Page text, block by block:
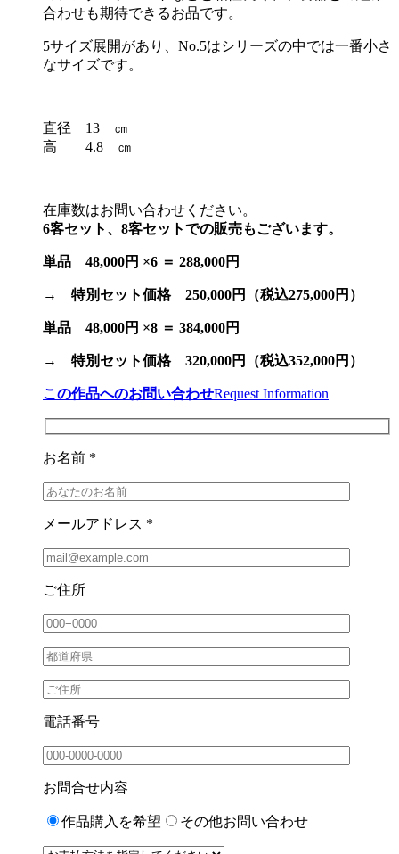
合わせも期待できるお品です。
5サイズ展開があり、No.5はシリーズの中では一番小さ
なサイズです。
直径 13 ㎝
高 4.8 ㎝
在庫数はお問い合わせください。
6客セット、8客セットでの販売もございます。
単品 48,000円 ×6 ＝ 288,000円
→ 特別セット価格 250,000円（税込275,000円）
単品 48,000円 ×8 ＝ 384,000円
→ 特別セット価格 320,000円（税込352,000円）
この作品へのお問い合わせRequest Information
お名前 *
メールアドレス *
ご住所
電話番号
お問合せ内容
作品購入を希望 その他お問い合わせ